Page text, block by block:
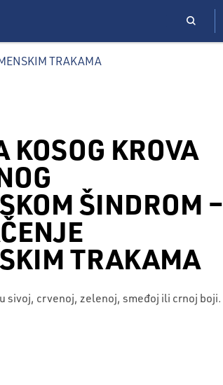
TRAKAMA
KROVA
ŠINDROM –
TRAKAMA
sivoj, crvenoj, zelenoj, smeđoj ili crnoj boji.